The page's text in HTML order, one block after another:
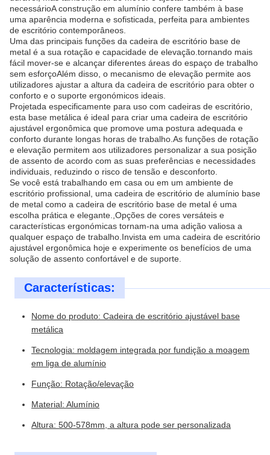
necessárioA construção em alumínio confere também à base
uma aparência moderna e sofisticada, perfeita para ambientes
de escritório contemporâneos.
Uma das principais funções da cadeira de escritório base de
metal é a sua rotação e capacidade de elevação.tornando mais
fácil mover-se e alcançar diferentes áreas do espaço de trabalho
sem esforçoAlém disso, o mecanismo de elevação permite aos
utilizadores ajustar a altura da cadeira de escritório para obter o
conforto e o suporte ergonómicos ideais.
Projetada especificamente para uso com cadeiras de escritório,
esta base metálica é ideal para criar uma cadeira de escritório
ajustável ergonômica que promove uma postura adequada e
conforto durante longas horas de trabalho.As funções de rotação
e elevação permitem aos utilizadores personalizar a sua posição
de assento de acordo com as suas preferências e necessidades
individuais, reduzindo o risco de tensão e desconforto.
Se você está trabalhando em casa ou em um ambiente de
escritório profissional, uma cadeira de escritório de alumínio base
de metal como a cadeira de escritório base de metal é uma
escolha prática e elegante.,Opções de cores versáteis e
características ergonómicas tornam-na uma adição valiosa a
qualquer espaço de trabalho.Invista em uma cadeira de escritório
ajustável ergonômica hoje e experimente os benefícios de uma
solução de assento confortável e de suporte.
Características:
Nome do produto: Cadeira de escritório ajustável base
metálica
Tecnologia: moldagem integrada por fundição a moagem
em liga de alumínio
Função: Rotação/elevação
Material: Alumínio
Altura: 500-578mm, a altura pode ser personalizada